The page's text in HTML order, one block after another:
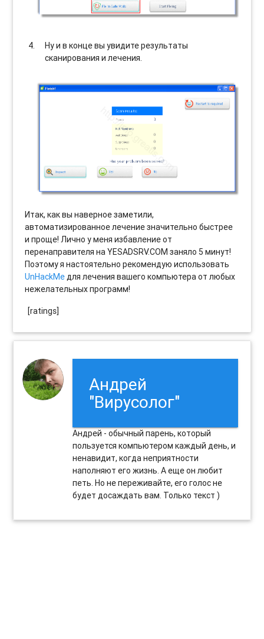
Ну и в конце вы увидите результаты
сканирования и лечения.
Итак, как вы наверное заметили,
автоматизированное лечение значительно быстрее
и проще! Лично у меня избавление от
перенаправителя на YESADSRV.COM заняло 5 минут!
Поэтому я настоятельно рекомендую использовать
UnHackMeдля лечения вашего компьютера от любых
нежелательных программ!
[ratings]
Андрей
"Вирусолог"
Андрей - обычный парень, который
пользуется компьютером каждый день, и
ненавидит, когда неприятности
наполняют его жизнь. А еще он любит
петь. Но не переживайте, его голос не
будет досаждать вам. Только текст )